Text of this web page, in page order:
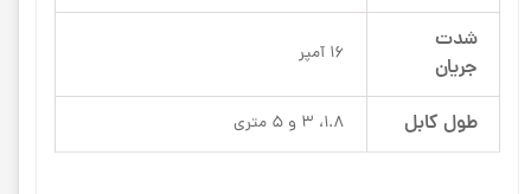
شدت
جریان
16 آمپر
طول کابل 1.8، 3 و 5 متری